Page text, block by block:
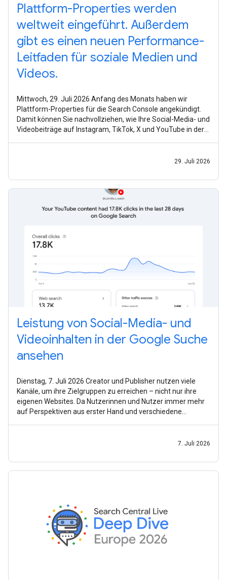
Plattform-Properties werden
weltweit eingeführt. Außerdem
gibt es einen neuen Performance-
Leitfaden für soziale Medien und
Videos.
Mittwoch, 29. Juli 2026 Anfang des Monats haben wir
Plattform-Properties für die Search Console angekündigt.
Damit können Sie nachvollziehen, wie Ihre Social-Media- und
Videobeiträge auf Instagram, TikTok, X und YouTube in der
29. Juli 2026
Leistung von Social-Media- und
Videoinhalten in der Google Suche
ansehen
Dienstag, 7. Juli 2026 Creator und Publisher nutzen viele
Kanäle, um ihre Zielgruppen zu erreichen – nicht nur ihre
eigenen Websites. Da Nutzerinnen und Nutzer immer mehr
auf Perspektiven aus erster Hand und verschiedene
7. Juli 2026